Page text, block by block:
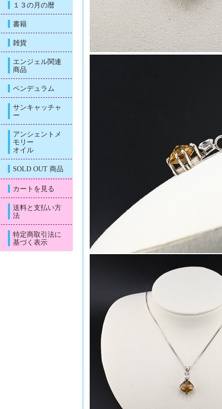
１３の月の暦
書籍
雑貨
エンジェル関連
商品
ペンデュラム
サンキャッチャ
ー
アンシェントメ
モリー
オイル
SOLD OUT 商品
カートを見る
送料と支払い方
法
特定商取引法に
基づく表示